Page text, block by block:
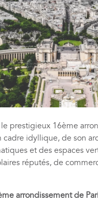
prestigieux 16ème
idyllique, de son
et des espaces
réputés, de
arrondissement de